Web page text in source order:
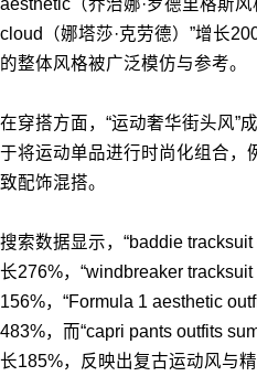
aesthetic（乔治娜·罗德里格斯
cloud（娜塔莎·克劳德）”增长
的整体风格被广泛模仿与参考。
在穿搭方面，“运动奢华街头风”
于将运动单品进行时尚化组合，
致配饰混搭。
搜索数据显示，“baddie
长276%，“windbreaker
156%，“Formula 1 aesthetic
483%，而“capri pants outfits
长185%，反映出复古运动风与